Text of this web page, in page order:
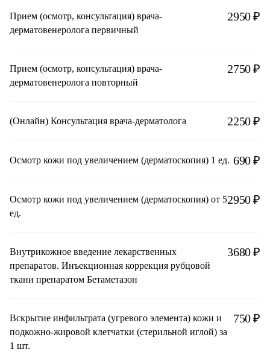
Прием (осмотр, консультация) врача-
дерматовенеролога первичный
2950 ₽
Прием (осмотр, консультация) врача-
дерматовенеролога повторный
2750 ₽
(Онлайн) Консультация врача-дерматолога 2250 ₽
Осмотр кожи под увеличением (дерматоскопия) 1 ед. 690 ₽
Осмотр кожи под увеличением (дерматоскопия) от 5
ед.
2950 ₽
Внутрикожное введение лекарственных
препаратов. Инъекционная коррекция рубцовой
ткани препаратом Бетаметазон
3680 ₽
Вскрытие инфильтрата (угревого элемента) кожи и
подкожно-жировой клетчатки (стерильной иглой) за
1 шт.
750 ₽